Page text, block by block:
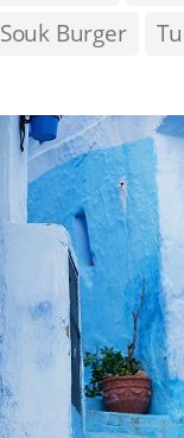
Souk Burger